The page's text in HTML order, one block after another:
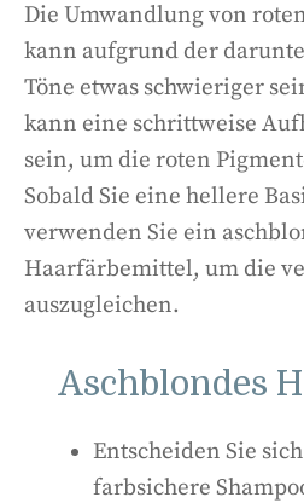
Die Umwandlung von
kann aufgrund der
Töne etwas schwieriger
kann eine schrittweise
sein, um die roten
Sobald Sie eine hellere
verwenden Sie ein
Haarfärbemittel, um die
auszugleichen.
Aschblondes
Entscheiden Sie
farbsichere